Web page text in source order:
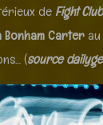
de Fight Club
Bonham Carter
(source